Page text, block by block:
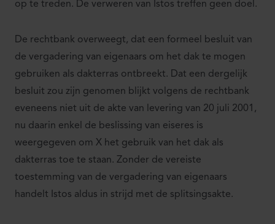
op te treden. De verweren van Istos treffen geen doel.
De rechtbank overweegt, dat een formeel besluit van
de vergadering van eigenaars om het dak te mogen
gebruiken als dakterras ontbreekt. Dat een dergelijk
besluit zou zijn genomen blijkt volgens de rechtbank
eveneens niet uit de akte van levering van 20 juli 2001,
nu daarin enkel de beslissing van eiseres is
weergegeven om X het gebruik van het dak als
dakterras toe te staan. Zonder de vereiste
toestemming van de vergadering van eigenaars
handelt Istos aldus in strijd met de splitsingsakte.